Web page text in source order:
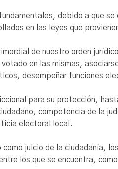
debido a que
en las leyes que
de nuestro orden
en las mismas,
desempeñar funciones
para su protección,
competencia de la
electoral local.
juicio de la ciudadanía,
los que se encuentra,